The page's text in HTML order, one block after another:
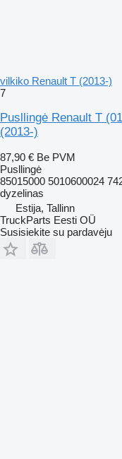
vilkiko Renault T (2013-)
7
Pusllingė Renault T
(2013-)
87,90 € Be PVM
Pusllingė
85015000 5010600024
dyzelinas
Estija, Tallinn
TruckParts Eesti OÜ
Susisiekite su pardavėju